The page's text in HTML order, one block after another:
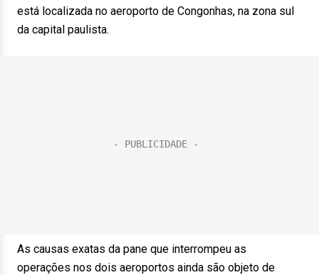
está localizada no aeroporto de Congonhas, na zona sul
da capital paulista.
As causas exatas da pane que interrompeu as
operações nos dois aeroportos ainda são objeto de